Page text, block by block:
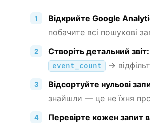
Відкрийте Google
побачите всі пошукові
Створіть детальний звіт:
event_count
→
Відсортуйте нульові
знайшли — це не їхня
Перевірте кожен запит